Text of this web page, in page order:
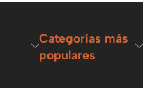
Categorías más
populares